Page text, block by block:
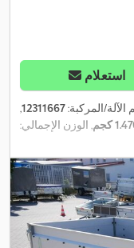
استعلام
الآلة/المركبة:12311667
,
كجم
, الوزن الإجمالي:
آخر, سنة الصنع:2026